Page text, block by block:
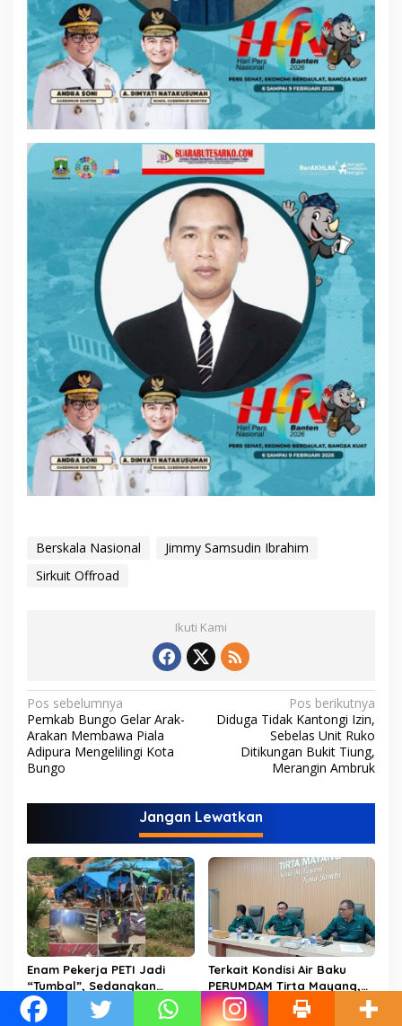
Berskala Nasional
Jimmy Samsudin Ibrahim
Sirkuit Offroad
Ikuti Kami
N
a
v
i
g
s
i
p
o
s
Pos sebelumnya
Pemkab Bungo Gelar Arak-
Arakan Membawa Piala
Adipura Mengelilingi Kota
Bungo
Pos berikutnya
Diduga Tidak Kantongi Izin,
Sebelas Unit Ruko
Ditikungan Bukit Tiung,
Merangin Ambruk
Jangan Lewatkan
Enam Pekerja PETI Jadi
“Tumbal”, Sedangkan
Lobang Tikus Lainnya di
Limbur Lubuk Mengkuang
Terkait Kondisi Air Baku
PERUMDAM Tirta Mayang,
Ini Jawaban Dirut
PERUMDAM